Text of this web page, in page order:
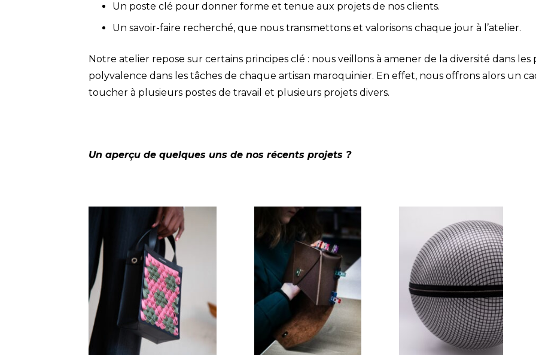
Un poste clé pour donner forme et tenue aux projets de nos clients.
Un savoir-faire recherché, que nous transmettons et valorisons chaque jour à l’atelier.
Notre atelier repose sur certains principes clé : nous veillons à amener de la diversité dans les
polyvalence dans les tâches de chaque artisan maroquinier. En effet, nous offrons alors un
toucher à plusieurs postes de travail et plusieurs projets divers.
Un aperçu de quelques uns de nos récents projets ?